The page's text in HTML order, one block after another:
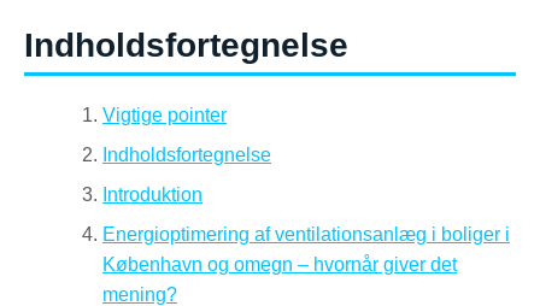
Indholdsfortegnelse
Vigtige pointer
Indholdsfortegnelse
Introduktion
Energioptimering af ventilationsanlæg i boliger i
København og omegn – hvornår giver det
mening?